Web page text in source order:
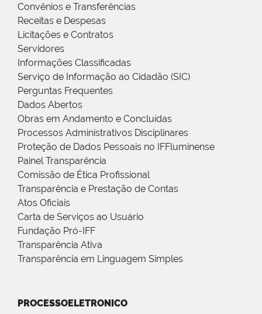
Convênios e Transferências
Receitas e Despesas
Licitações e Contratos
Servidores
Informações Classificadas
Serviço de Informação ao Cidadão (SIC)
Perguntas Frequentes
Dados Abertos
Obras em Andamento e Concluídas
Processos Administrativos Disciplinares
Proteção de Dados Pessoais no IFFluminense
Painel Transparência
Comissão de Ética Profissional
Transparência e Prestação de Contas
Atos Oficiais
Carta de Serviços ao Usuário
Fundação Pró-IFF
Transparência Ativa
Transparência em Linguagem Simples
PROCESSOELETRONICO